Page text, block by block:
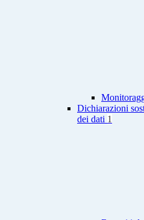
Dichiarazioni
dei dati 1